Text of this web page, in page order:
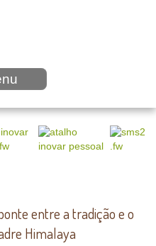
entre a tradição e o
Himalaya